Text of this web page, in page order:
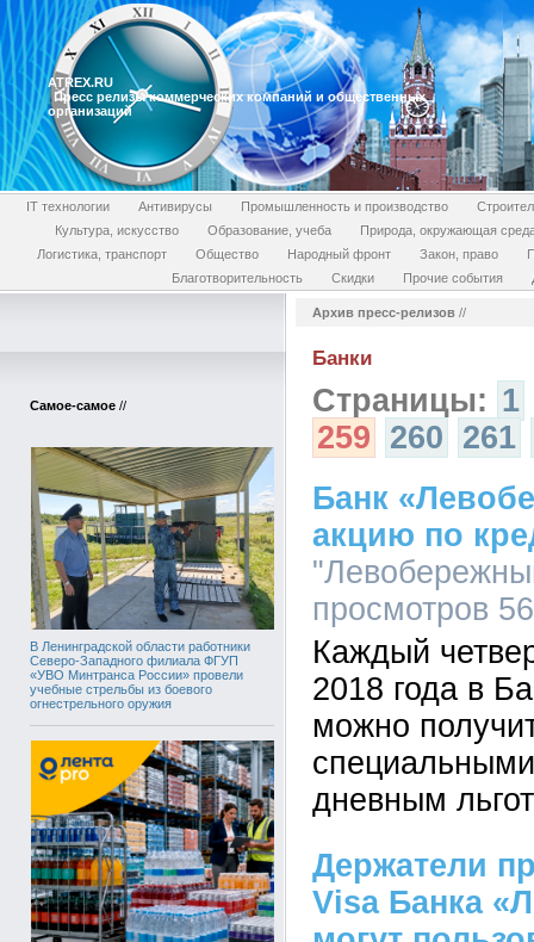
ATREX.RU
Пресс релизы коммерческих компаний и общественных
организаций
IT технологии Антивирусы Промышленность и производство
Культура, искусство
Образование, учеба
Природа, окружающая
Логистика, транспорт
Общество Народный фронт Закон, право
Благотворительность
Скидки Прочие события
Самое-самое //
В Ленинградской области работники
Северо-Западного филиала ФГУП
«УВО Минтранса России» провели
учебные стрельбы из боевого
огнестрельного оружия
Архив пресс-релизов //
Банки
Страницы: 1
259 260 261
Банк
акцию по
просмотров
Каждый
2018 года в
можно
дневным
Держатели
Visa Банка